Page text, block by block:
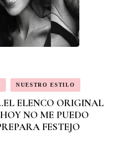
NUESTRO ESTILO
ELENCO ORIGINAL
NO ME PUEDO
FESTEJO